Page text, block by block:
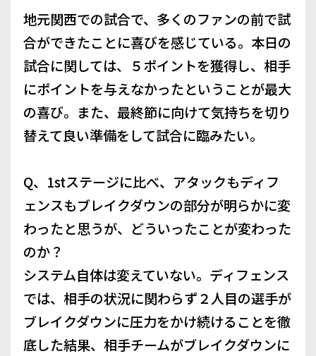
地元関西での試合で、多くのファンの前で試
合ができたことに喜びを感じている。本日の
試合に関しては、５ポイントを獲得し、相手
にポイントを与えなかったということが最大
の喜び。また、最終節に向けて気持ちを切り
替えて良い準備をして試合に臨みたい。
Q、1stステージに比べ、アタックもディフ
ェンスもブレイクダウンの部分が明らかに変
わったと思うが、どういったことが変わった
のか？
システム自体は変えていない。ディフェンス
では、相手の状況に関わらず２人目の選手が
ブレイクダウンに圧力をかけ続けることを徹
底した結果、相手チームがブレイクダウンに